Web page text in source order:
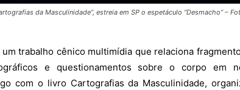
da Masculinidade”, estreia em SP o espetáculo “Desmacho” –
um trabalho cênico multimídia que relaciona
e questionamentos sobre o corpo em
com o livro Cartografias da Masculinidade,